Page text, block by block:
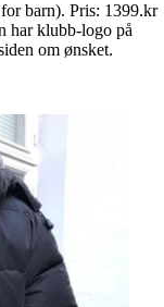
barn). Pris: 1399.kr
har klubb-logo på
om ønsket.